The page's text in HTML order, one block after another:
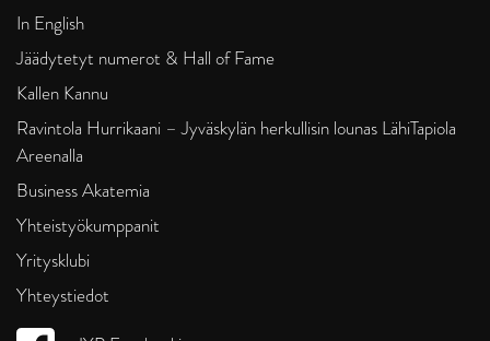
In English
Jäädytetyt numerot & Hall of Fame
Kallen Kannu
Ravintola Hurrikaani – Jyväskylän herkullisin lounas LähiTapiola
Areenalla
Business Akatemia
Yhteistyökumppanit
Yritysklubi
Yhteystiedot